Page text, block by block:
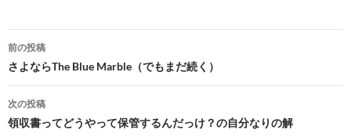
投
稿
ナ
ビ
前の投稿
さよならThe Blue Marble（でもまだ続く）
次の投稿
領収書ってどうやって保管するんだっけ？の自分なりの解